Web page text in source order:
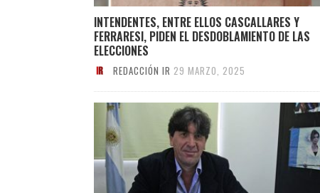
INTENDENTES, ENTRE ELLOS CASCALLARES Y
FERRARESI, PIDEN EL DESDOBLAMIENTO DE LAS
ELECCIONES
REDACCIÓN IR 29 MARZO, 2025